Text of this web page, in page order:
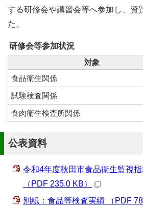
する研修会や講習会等へ参加し、資
た。
研修会等参加状況
対象
食品衛生関係
試験検査関係
食肉衛生検査所関係
公表資料
令和4年度秋田市食品衛生監視
（PDF 235.0 KB）
別紙：食品等検査実績 （PDF